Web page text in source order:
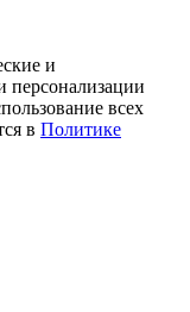
и
персонализации
всех
в Политике